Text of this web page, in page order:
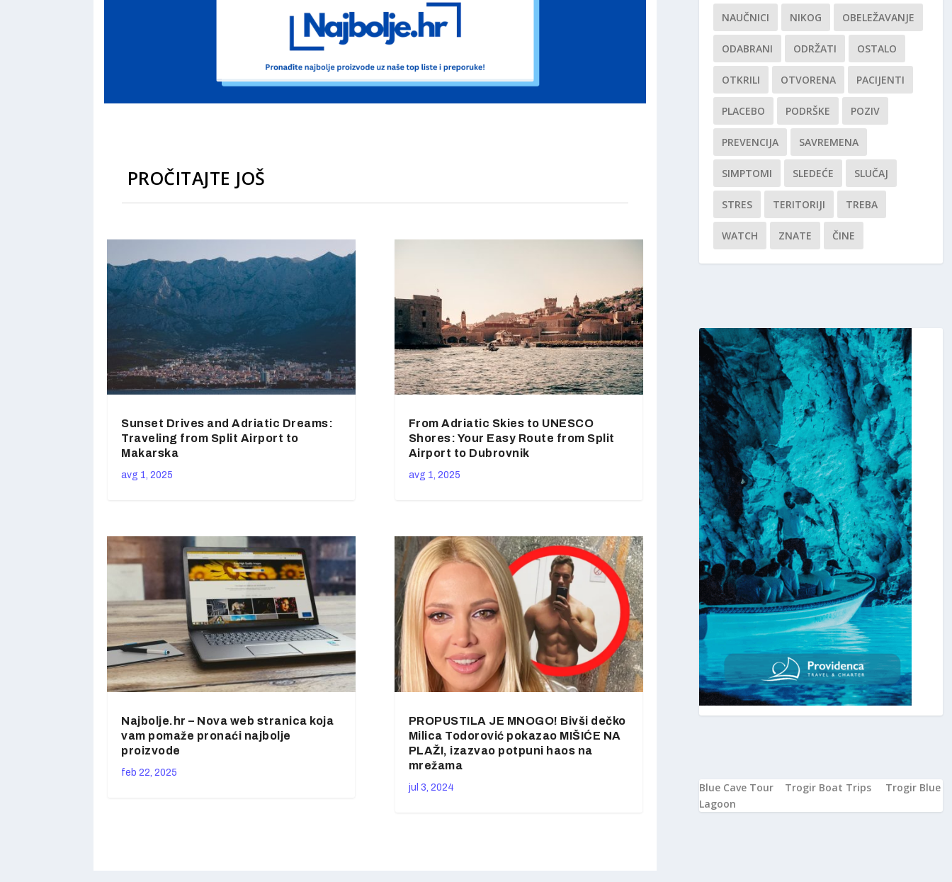
PROČITAJTE JOŠ
Sunset Drives and Adriatic Dreams:
Traveling from Split Airport to
Makarska
avg 1, 2025
Najbolje.hr – Nova web stranica koja
vam pomaže pronaći najbolje
proizvode
feb 22, 2025
From Adriatic Skies to UNESCO
Shores: Your Easy Route from Split
Airport to Dubrovnik
avg 1, 2025
PROPUSTILA JE MNOGO! Bivši dečko
Milica Todorović pokazao MIŠIĆE NA
PLAŽI, izazvao potpuni haos na
mrežama
jul 3, 2024
NAUČNICI NIKOG OBELEŽAVANJE
ODABRANI ODRŽATI OSTALO
OTKRILI OTVORENA PACIJENTI
PLACEBO PODRŠKE POZIV
PREVENCIJA SAVREMENA
SIMPTOMI SLEDEĆE SLUČAJ
STRES TERITORIJI TREBA
WATCH ZNATE ČINE
Blue Cave Tour Trogir Boat Trips
Trogir Blue
Lagoon